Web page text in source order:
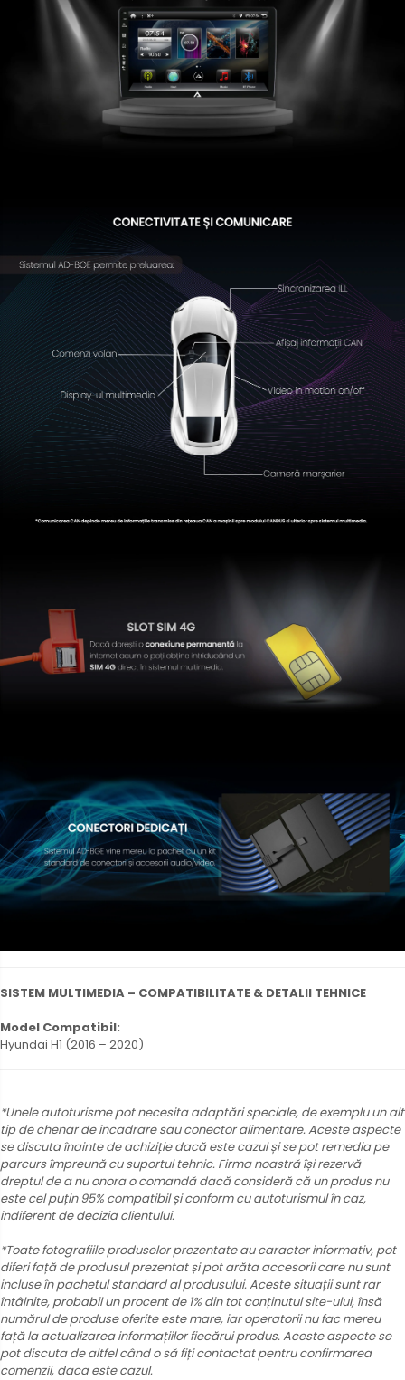
SISTEM MULTIMEDIA – COMPATIBILITATE & DETALII TEHNICE
Model Compatibil:
Hyundai H1 (2016 – 2020)
*Unele autoturisme pot necesita adaptări speciale, de exemplu un alt
tip de chenar de încadrare sau conector alimentare. Aceste aspecte
se discuta înainte de achiziție dacă este cazul și se pot remedia pe
parcurs împreună cu suportul tehnic. Firma noastră își rezervă
dreptul de a nu onora o comandă dacă consideră că un produs nu
este cel puțin 95% compatibil și conform cu autoturismul în caz,
indiferent de decizia clientului.
*Toate fotografiile produselor prezentate au caracter informativ, pot
diferi față de produsul prezentat și pot arăta accesorii care nu sunt
incluse în pachetul standard al produsului. Aceste situații sunt rar
întâlnite, probabil un procent de 1% din tot conținutul site-ului, însă
numărul de produse oferite este mare, iar operatorii nu fac mereu
față la actualizarea informațiilor fiecărui produs. Aceste aspecte se
pot discuta de altfel când o să fiți contactat pentru confirmarea
comenzii, daca este cazul.